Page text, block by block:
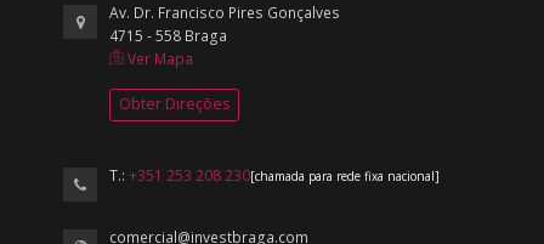
Av. Dr. Francisco Pires Gonçalves
4715 - 558 Braga
Ver Mapa
Obter Direções
T.:+351 253 208 230[chamada para rede fixa nacional]
comercial@investbraga.com